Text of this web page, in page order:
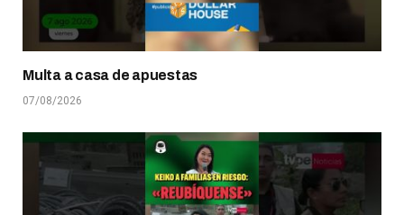
Multa a casa de apuestas
07/08/2026